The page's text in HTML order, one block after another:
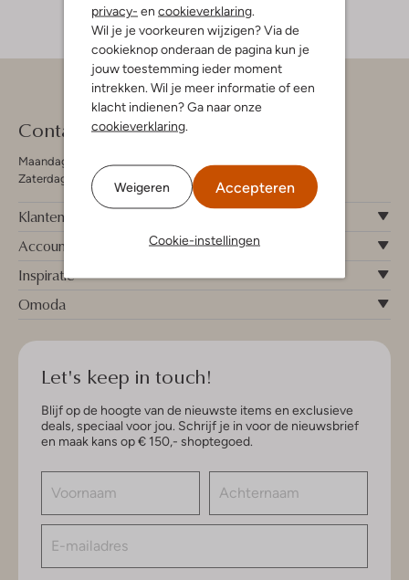
privacy- en cookieverklaring.
Wil je je voorkeuren wijzigen? Via de
cookieknop onderaan de pagina kun je
jouw toestemming ieder moment
intrekken. Wil je meer informatie of een
klacht indienen? Ga naar onze
cookieverklaring.
Weigeren Accepteren
Cookie-instellingen
Contact
Maandag - Vrijdag 09:00 - 19:00 uur
Zaterdag 09:00 - 17:00 uur
Klantenservice
Account
Inspiratie
Omoda
Let's keep in touch!
Blijf op de hoogte van de nieuwste items en exclusieve
deals, speciaal voor jou. Schrijf je in voor de nieuwsbrief
en maak kans op € 150,- shoptegoed.